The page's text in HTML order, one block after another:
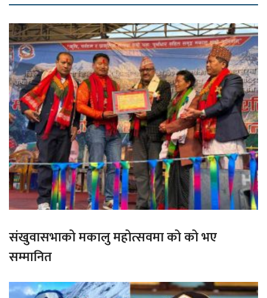
संखुवासभाको मकालु महोत्सवमा को को भए
सम्मानित